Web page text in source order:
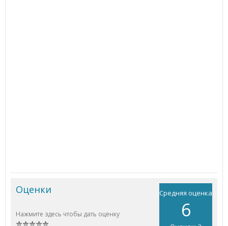
Средняя оценка
6
Оценки
Нажмите здесь чтобы дать оценку